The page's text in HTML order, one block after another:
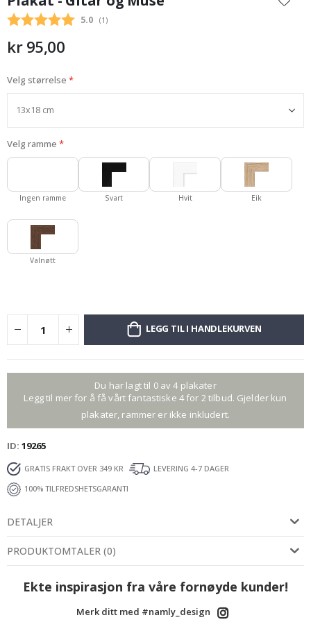
begynnelsen
av
Gjennomsnittskarakter:
5.0 (stemmer:
1 )
kr 95,00
Velg størrelse
Velg ramme
Ingen ramme Svart Hvit Eik
Valnøtt
LEGG TIL I HANDLEKURVEN
Du har lagt til 0 av 4 plakater
Legg til mer for å få vårt fantastiske 4 for 2 tilbud. Gjelder kun
plakater, rammer er ikke inkludert.
ID 19265
GRATIS FRAKT OVER 349 KR
LEVERING 4-7 DAGER
100% TILFREDSHETSGARANTI
DETALJER
PRODUKTOMTALER (0)
Ekte inspirasjon fra våre fornøyde kunder!
Merk ditt med #namly_design